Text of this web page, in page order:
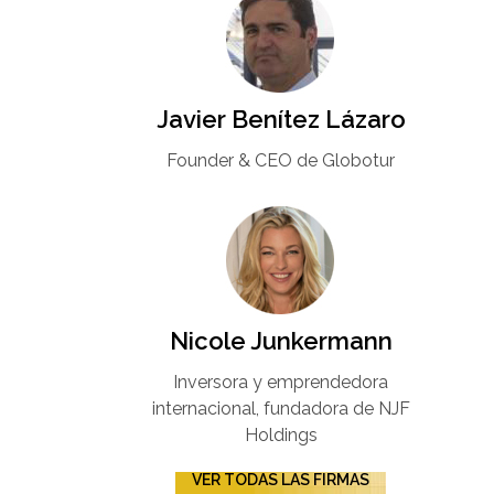
Javier Benítez Lázaro
Founder & CEO de Globotur​
Nicole Junkermann​
Inversora y emprendedora
internacional, fundadora de NJF
Holdings
VER TODAS LAS FIRMAS